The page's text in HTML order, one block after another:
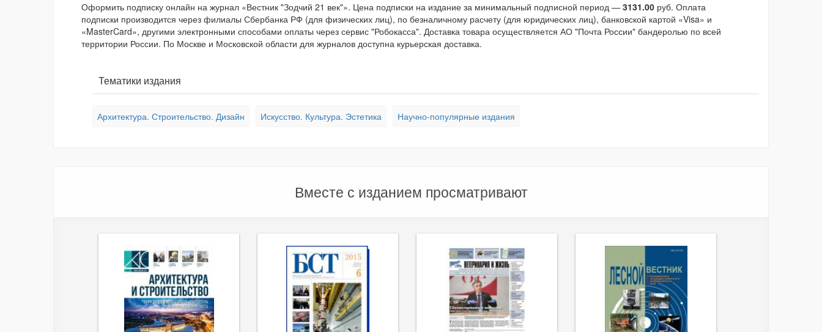
Оформить подписку онлайн на журнал «Вестник "Зодчий 21 век"». Цена подписки на издание за минимальный подписной период — 3131.00 руб. Оплата
подписки производится через филиалы Сбербанка РФ (для физических лиц), по безналичному расчету (для юридических лиц), банковской картой «Visa» и
«MasterCard», другими электронными способами оплаты через сервис "Робокасса". Доставка товара осуществляется АО "Почта России" бандеролью по всей
территории России. По Москве и Московской области для журналов доступна курьерская доставка.
Тематики издания
Архитектура. Строительство. Дизайн Искусство. Культура. Эстетика Научно-популярные издания
Вместе с изданием просматривают